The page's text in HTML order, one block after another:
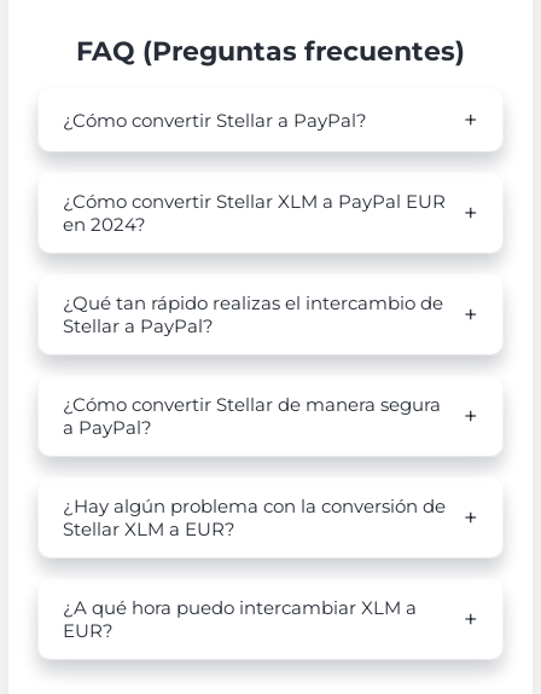
FAQ (Preguntas frecuentes)
¿Cómo convertir Stellar a PayPal?
¿Cómo convertir Stellar XLM a PayPal EUR
en 2024?
¿Qué tan rápido realizas el intercambio de
Stellar a PayPal?
¿Cómo convertir Stellar de manera segura
a PayPal?
¿Hay algún problema con la conversión de
Stellar XLM a EUR?
¿A qué hora puedo intercambiar XLM a
EUR?